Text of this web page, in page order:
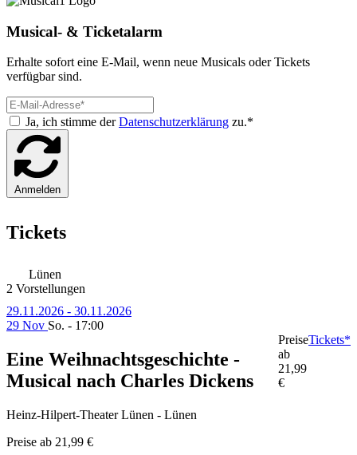
Musical- & Ticketalarm
Erhalte sofort eine E-Mail, wenn neue Musicals oder Tickets
verfügbar sind.
Ja, ich stimme derDatenschutzerklärung zu.*
Anmelden
Tickets
Lünen
2 Vorstellungen
29.11.2026 - 30.11.2026
29 Nov So. - 17:00
Eine Weihnachtsgeschichte -
Musical nach Charles Dickens
Heinz-Hilpert-Theater Lünen - Lünen
Preise ab 21,99 €
Preise
ab
21,99
€
Tickets*